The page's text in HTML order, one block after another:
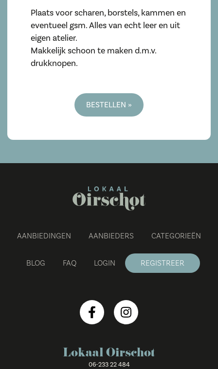
Plaats voor scharen, borstels, kammen en
eventueel gsm. Alles van echt leer en uit
eigen atelier.
Makkelijk schoon te maken d.m.v.
drukknopen.
BESTELLEN »
AANBIEDINGEN AANBIEDERS CATEGORIEËN
BLOG FAQ LOGIN REGISTREER
Lokaal Oirschot
06-233 22 484